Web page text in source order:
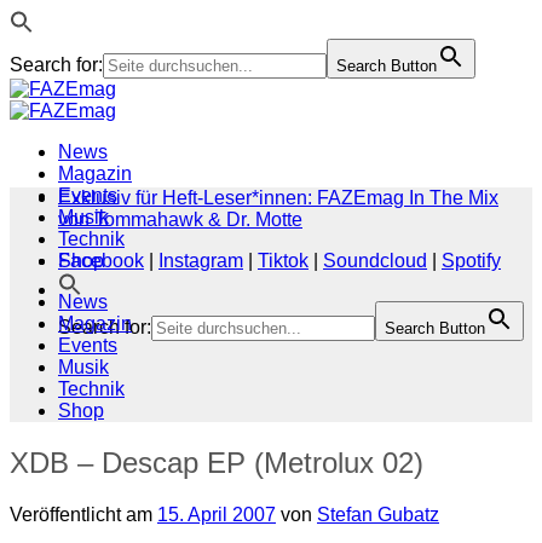
Search for: Search Button
Zum
Inhalt
News
Magazin
Events
Musik
Technik
Shop
Search for: Search Button
Exklusiv für Heft-Leser*innen: FAZEmag In The Mix
von Tommahawk & Dr. Motte
Facebook
Instagram Tiktok Soundcloud
Spotify
News
Magazin
Events
Musik
Technik
Shop
XDB – Descap EP (Metrolux 02)
Veröffentlicht am 15. April 2007 von Stefan Gubatz